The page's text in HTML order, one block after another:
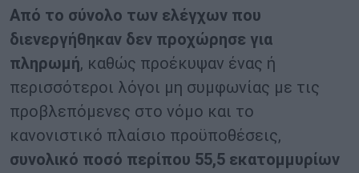
Από το σύνολο των ελέγχων που
διενεργήθηκαν δεν προχώρησε για
πληρωμή, καθώς προέκυψαν ένας ή
περισσότεροι λόγοι μη συμφωνίας με τις
προβλεπόμενες στο νόμο και το
κανονιστικό πλαίσιο προϋποθέσεις,
συνολικό ποσό περίπου 55,5 εκατομμυρίων